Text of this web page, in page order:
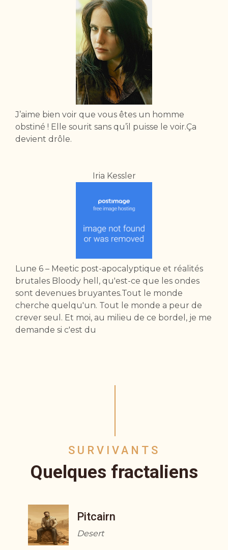
J’aime bien voir que vous êtes un homme
obstiné ! Elle sourit sans qu’il puisse le voir.Ça
devient drôle.
Iria Kessler
Lune 6 – Meetic post-apocalyptique et réalités
brutales Bloody hell, qu'est-ce que les ondes
sont devenues bruyantes.Tout le monde
cherche quelqu'un. Tout le monde a peur de
crever seul. Et moi, au milieu de ce bordel, je me
demande si c'est du
SURVIVANTS
Quelques fractaliens
Pitcairn
Desert